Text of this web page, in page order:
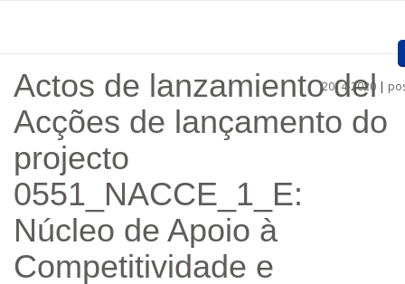
Home
Apresentação
Projetos aprovados
Convocatórias
Procedimentos
2014-2020 |
Actos de lanzamiento del
Acções de lançamento do
projecto
0551_NACCE_1_E:
Núcleo de Apoio à
Competitividade e